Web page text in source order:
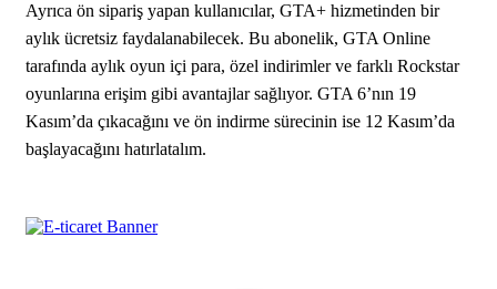
Ayrıca ön sipariş yapan kullanıcılar, GTA+ hizmetinden bir
aylık ücretsiz faydalanabilecek. Bu abonelik, GTA Online
tarafında aylık oyun içi para, özel indirimler ve farklı Rockstar
oyunlarına erişim gibi avantajlar sağlıyor. GTA 6’nın 19
Kasım’da çıkacağını ve ön indirme sürecinin ise 12 Kasım’da
başlayacağını hatırlatalım.